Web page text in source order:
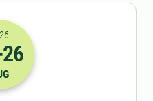
2026-25-08 09:00